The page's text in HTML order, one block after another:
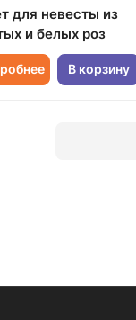
для невесты из
и белых роз
В корзину